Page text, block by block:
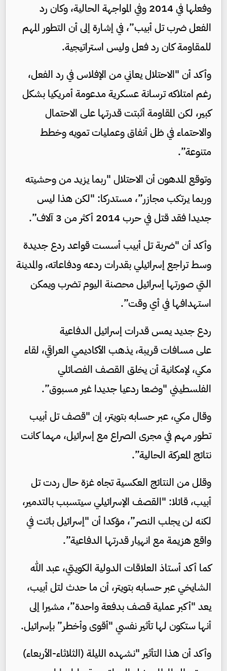
وفعلها في 2014 وفي المواجهة الحالية، وكان رد
الفعل ضرب تل أبيب”، في إشارة إلى أن التطور المهم
للمقاومة كان رد فعل وليس استراتيجية.
وأكد أن "الاحتلال يعاني من الإفلاس في رد الفعل،
رغم امتلاكه ترسانة عسكرية مدعومة أمريكيا بشكل
كبير، لكن المقاومة أثبتت قدرتها على الاحتمال
والاحتماء في ظل أنفاق وعمليات تمويه وخطط
متنوعة”.
وتوقع المدهون أن الاحتلال "ربما يزيد من وحشيته
وربما يرتكب مجازر”، مستدركا: "لكن هذا ليس
جديدا فقد قتل في حرب 2014 أكثر من 3 آلاف”.
وأكد أن "ضربة تل أبيب أسست قواعد ردع جديدة
وسط تراجع إسرائيلي بقدرات ردعه ودفاعاته، والمدينة
التي صورتها إسرائيل محصنة اليوم تضرب ويمكن
استهدافها في أي وقت”.
ردع جديد يمس قدرات إسرائيل الدفاعية
على مسافات قريبة، يذهب الأكاديمي العراقي، لقاء
مكي، لإمكانية أن يخلق القصف الفصائلي
الفلسطيني "وضعا ردعيا جديدا غير مسبوق”.
وقال مكي، عبر حسابه بتويتر، إن "قصف تل أبيب
تطور مهم في مجرى الصراع مع إسرائيل، مهما كانت
نتائج المعركة الحالية”.
وقلل من النتائج العكسية تجاه غزة حال ردت تل
أبيب، قائلا: "القصف الإسرائيلي سيتسبب بالتدمير،
لكنه لن يجلب النصر”، مؤكدا أن "إسرائيل باتت في
واقع هزيمة مع انهيار قدرتها الدفاعية”.
كما أكد أستاذ العلاقات الدولية الكويتي، عبد الله
الشايخي عبر حسابه بتويتر، أن ما حدث لتل أبيب،
يعد "أكبر عملية قصف بدفعة واحدة”، مشيرا إلى
أنها ستكون لها تأثير نفسي "أقوى وأخطر” بإسرائيل.
وأكد أن هذا التأثير "نشهده الليلة (الثلاثاء-الأربعاء)